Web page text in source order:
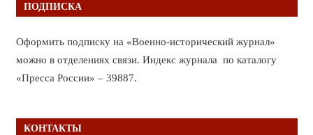
ПОДПИСКА
Оформить подписку на «Военно-исторический журнал»
можно в отделениях связи. Индекс журнала по каталогу
«Пресса России» – 39887.
КОНТАКТЫ